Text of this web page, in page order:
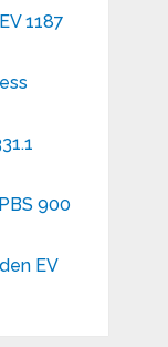
1187
900
EV